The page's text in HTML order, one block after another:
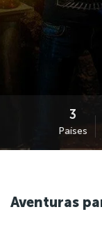
Países
Aventuras